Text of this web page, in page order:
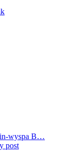
wyspa B…
post